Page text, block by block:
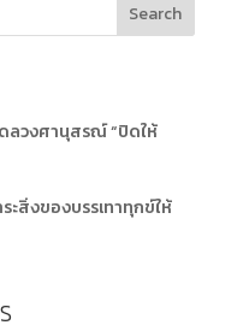
Search
วงศานุสรณ์ “ปิดให้
สิ่งของบรรเทาทุกข์ให้